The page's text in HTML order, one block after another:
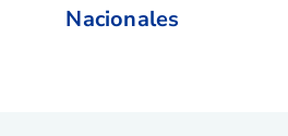
Nacionales